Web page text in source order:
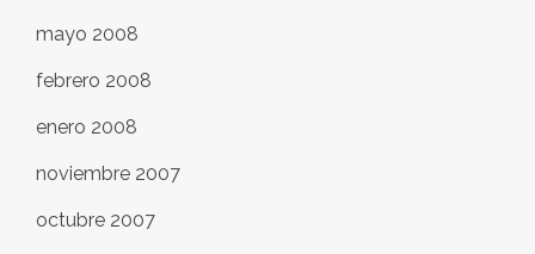
mayo 2008
febrero 2008
enero 2008
noviembre 2007
octubre 2007